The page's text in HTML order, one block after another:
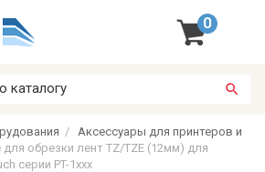
0
/ Аксессуары для принтеров и
для обрезки лент TZ/TZE (12мм) для
серии PT-1xxx